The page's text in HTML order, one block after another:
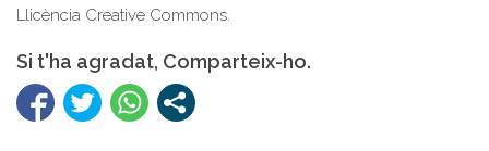
Llicència Creative Commons.
Si t'ha agradat, Comparteix-ho.